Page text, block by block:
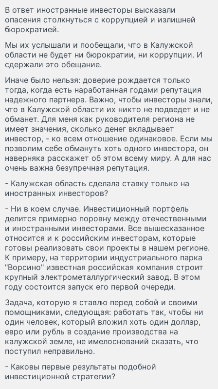
В ответ иностранные инвесторы высказали
опасения столкнуться с коррупцией и излишней
бюрократией.
Мы их услышали и пообещали, что в Калужской
области не будет ни бюрократии, ни коррупции. И
сдержали это обещание.
Иначе было нельзя: доверие рождается только
тогда, когда есть наработанная годами репутация
надежного партнера. Важно, чтобы инвесторы знали,
что в Калужской области их никто не подведет и не
обманет. Для меня как руководителя региона не
имеет значения, сколько денег вкладывает
инвестор, - ко всем отношение одинаковое. Если мы
позволим себе обмануть хоть одного инвестора, он
наверняка расскажет об этом всему миру. А для нас
очень важна безупречная репутация.
- Калужская область сделала ставку только на
иностранных инвесторов?
- Ни в коем случае. Инвестиционный портфель
делится примерно поровну между отечественными
и иностранными инвесторами. Все вышесказанное
относится и к российским инвесторам, которые
готовы реализовать свои проекты в нашем регионе.
К примеру, на территории индустриального парка
"Ворсино" известная российская компания строит
крупный электрометаллургический завод. В этом
году состоится запуск его первой очереди.
Задача, которую я ставлю перед собой и своими
помощниками, следующая: работать так, чтобы ни
один человек, который вложил хоть один доллар,
евро или рубль в создание производства на
калужской земле, не имелоснований сказать, что
поступил неправильно.
- Каковы первые результаты подобной
инвестиционной стратегии?